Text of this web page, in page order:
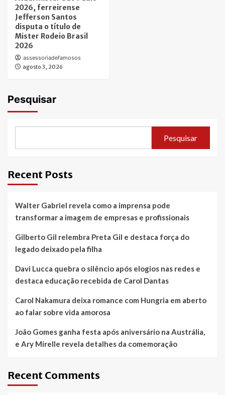
2026, ferreirense
Jefferson Santos
disputa o título de
Mister Rodeio Brasil
2026
assessoriadefamosos
agosto 3, 2026
Pesquisar
Pesquisar
Recent Posts
Walter Gabriel revela como a imprensa pode
transformar a imagem de empresas e profissionais
Gilberto Gil relembra Preta Gil e destaca força do
legado deixado pela filha
Davi Lucca quebra o silêncio após elogios nas redes e
destaca educação recebida de Carol Dantas
Carol Nakamura deixa romance com Hungria em aberto
ao falar sobre vida amorosa
João Gomes ganha festa após aniversário na Austrália,
e Ary Mirelle revela detalhes da comemoração
Recent Comments